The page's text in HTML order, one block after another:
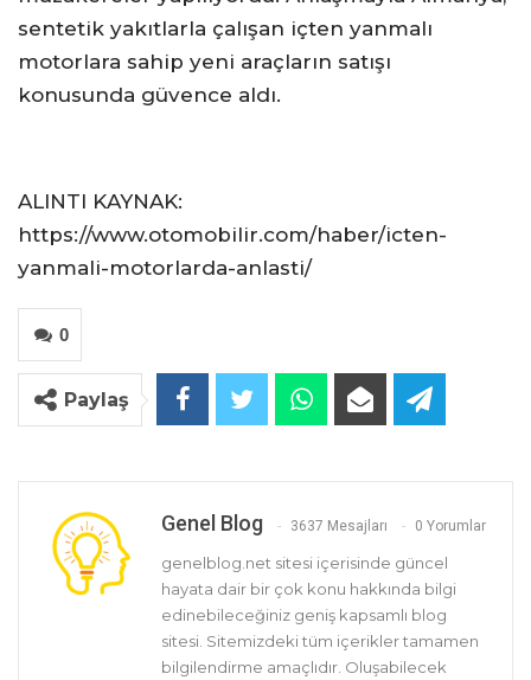
sentetik yakıtlarla çalışan içten yanmalı
motorlara sahip yeni araçların satışı
konusunda güvence aldı.
ALINTI KAYNAK:
https://www.otomobilir.com/haber/icten-
yanmali-motorlarda-anlasti/
0
Paylaş
Genel Blog 3637 Mesajları 0 Yorumlar
genelblog.net sitesi içerisinde güncel
hayata dair bir çok konu hakkında bilgi
edinebileceğiniz geniş kapsamlı blog
sitesi. Sitemizdeki tüm içerikler tamamen
bilgilendirme amaçlıdır. Oluşabilecek